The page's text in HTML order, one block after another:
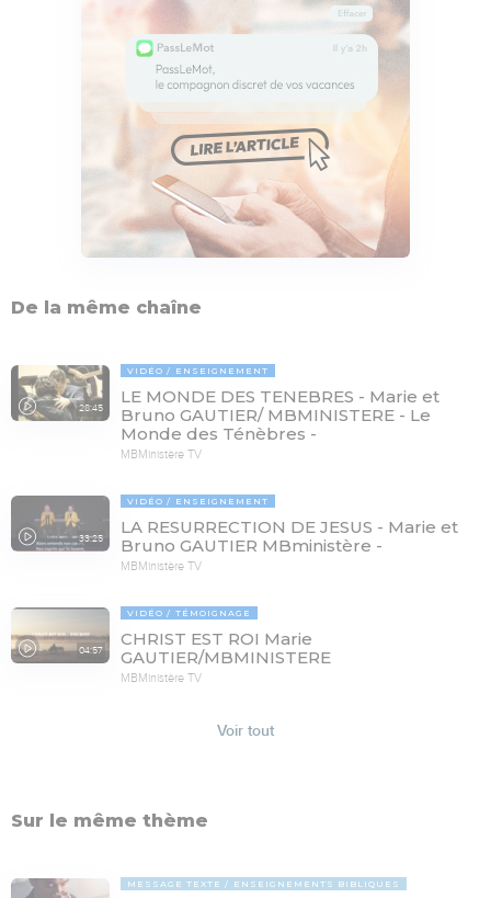
De la même chaîne
28:45
VIDÉO ENSEIGNEMENT
LE MONDE DES TENEBRES - Marie et
Bruno GAUTIER/ MBMINISTERE - Le
Monde des Ténèbres -
MBMinistère TV
33:25
VIDÉO ENSEIGNEMENT
LA RESURRECTION DE JESUS - Marie et
Bruno GAUTIER MBministère -
MBMinistère TV
04:57
VIDÉO TÉMOIGNAGE
CHRIST EST ROI Marie
GAUTIER/MBMINISTERE
MBMinistère TV
Voir tout
Sur le même thème
MESSAGE TEXTE ENSEIGNEMENTS BIBLIQUES